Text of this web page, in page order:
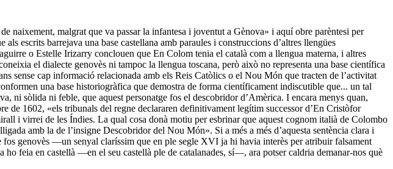
naixement, malgrat que va passar la infantesa i joventut a Gènova» i aquí obre parèntesi per
escrits barrejava una base castellana amb paraules i construccions d’altres llengües
o Estelle Irizarry conclouen que En Colom tenia el català com a llengua materna, i altres
el dialecte genovès ni tampoc la llengua toscana, però això no representa una base científica
sense cap informació relacionada amb els Reis Catòlics o el Nou Món que tracten de l’activitat
una base historiogràfica que demostra de forma científicament indiscutible que... un tal
ni sòlida ni feble, que aquest personatge fos el descobridor d’Amèrica. I encara menys quan,
de 1602, «els tribunals del regne declararen definitivament legítim successor d’En Cristòfor
i virrei de les Índies. La qual cosa donà motiu per esbrinar que aquest cognom italià de Colombo
amb la de l’insigne Descobridor del Nou Món». Si a més a més d’aquesta sentència clara i
genovès —un senyal claríssim que en ple segle XVI ja hi havia interès per atribuir falsament
feia en castellà —en el seu castellà ple de catalanades, sí—, ara potser caldria demanar-nos què